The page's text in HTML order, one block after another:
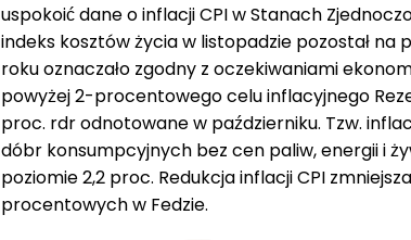
uspokoić dane o inflacji CPI w Stanach
indeks kosztów życia w listopadzie pozostał na
roku oznaczało zgodny z oczekiwaniami
powyżej 2-procentowego celu inflacyjnego
proc. rdr odnotowane w październiku. Tzw.
dóbr konsumpcyjnych bez cen paliw, energii i
poziomie 2,2 proc. Redukcja inflacji CPI
procentowych w Fedzie.